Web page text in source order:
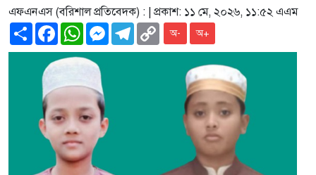
এফএনএস (বরিশাল প্রতিবেদক) : | প্রকাশ: ১১ মে, ২০২৬, ১১:৫২ এএম
ShareFacebookWhatsAppMessenger
Telegram
Copy
Link
অ- অ+